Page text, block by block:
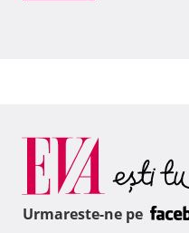
Urmareste-ne pe